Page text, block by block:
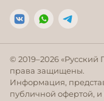
© 2019–2026 «Русский
права защищены.
Информация,
публичной офертой,